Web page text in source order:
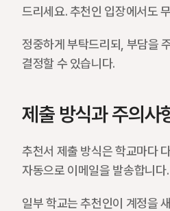
드리세요. 추천인 입장에서도
정중하게 부탁드리되, 부담을
결정할 수 있습니다.
제출 방식과 주의사
추천서 제출 방식은 학교마다
자동으로 이메일을 발송합니
일부 학교는 추천인이 계정을